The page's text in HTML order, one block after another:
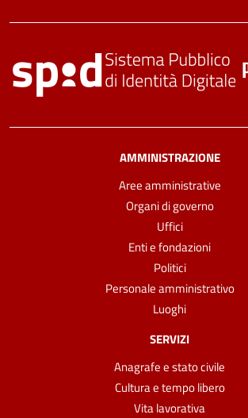
AMMINISTRAZIONE
Aree amministrative
Organi di governo
Uffici
Enti e fondazioni
Politici
Personale amministrativo
Luoghi
SERVIZI
Anagrafe e stato civile
Cultura e tempo libero
Vita lavorativa